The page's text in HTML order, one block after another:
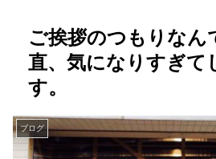
ご挨拶のつもりなん
直、気になりすぎて
す。
ブログ